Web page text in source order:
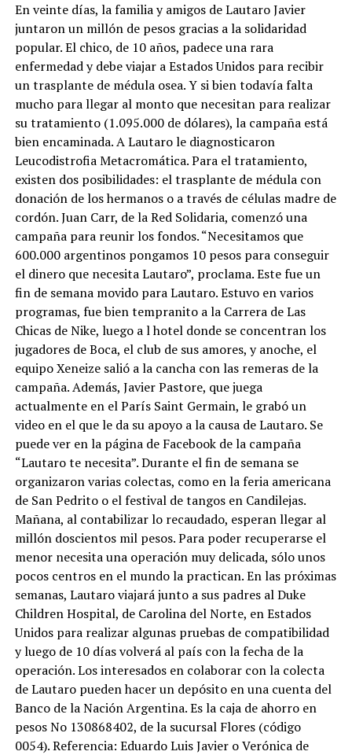
En veinte días, la familia y amigos de Lautaro Javier
juntaron un millón de pesos gracias a la solidaridad
popular. El chico, de 10 años, padece una rara
enfermedad y debe viajar a Estados Unidos para recibir
un trasplante de médula osea. Y si bien todavía falta
mucho para llegar al monto que necesitan para realizar
su tratamiento (1.095.000 de dólares), la campaña está
bien encaminada. A Lautaro le diagnosticaron
Leucodistrofia Metacromática. Para el tratamiento,
existen dos posibilidades: el trasplante de médula con
donación de los hermanos o a través de células madre de
cordón. Juan Carr, de la Red Solidaria, comenzó una
campaña para reunir los fondos. “Necesitamos que
600.000 argentinos pongamos 10 pesos para conseguir
el dinero que necesita Lautaro”, proclama. Este fue un
fin de semana movido para Lautaro. Estuvo en varios
programas, fue bien tempranito a la Carrera de Las
Chicas de Nike, luego a l hotel donde se concentran los
jugadores de Boca, el club de sus amores, y anoche, el
equipo Xeneize salió a la cancha con las remeras de la
campaña. Además, Javier Pastore, que juega
actualmente en el París Saint Germain, le grabó un
video en el que le da su apoyo a la causa de Lautaro. Se
puede ver en la página de Facebook de la campaña
“Lautaro te necesita”. Durante el fin de semana se
organizaron varias colectas, como en la feria americana
de San Pedrito o el festival de tangos en Candilejas.
Mañana, al contabilizar lo recaudado, esperan llegar al
millón doscientos mil pesos. Para poder recuperarse el
menor necesita una operación muy delicada, sólo unos
pocos centros en el mundo la practican. En las próximas
semanas, Lautaro viajará junto a sus padres al Duke
Children Hospital, de Carolina del Norte, en Estados
Unidos para realizar algunas pruebas de compatibilidad
y luego de 10 días volverá al país con la fecha de la
operación. Los interesados en colaborar con la colecta
de Lautaro pueden hacer un depósito en una cuenta del
Banco de la Nación Argentina. Es la caja de ahorro en
pesos No 130868402, de la sucursal Flores (código
0054). Referencia: Eduardo Luis Javier o Verónica de